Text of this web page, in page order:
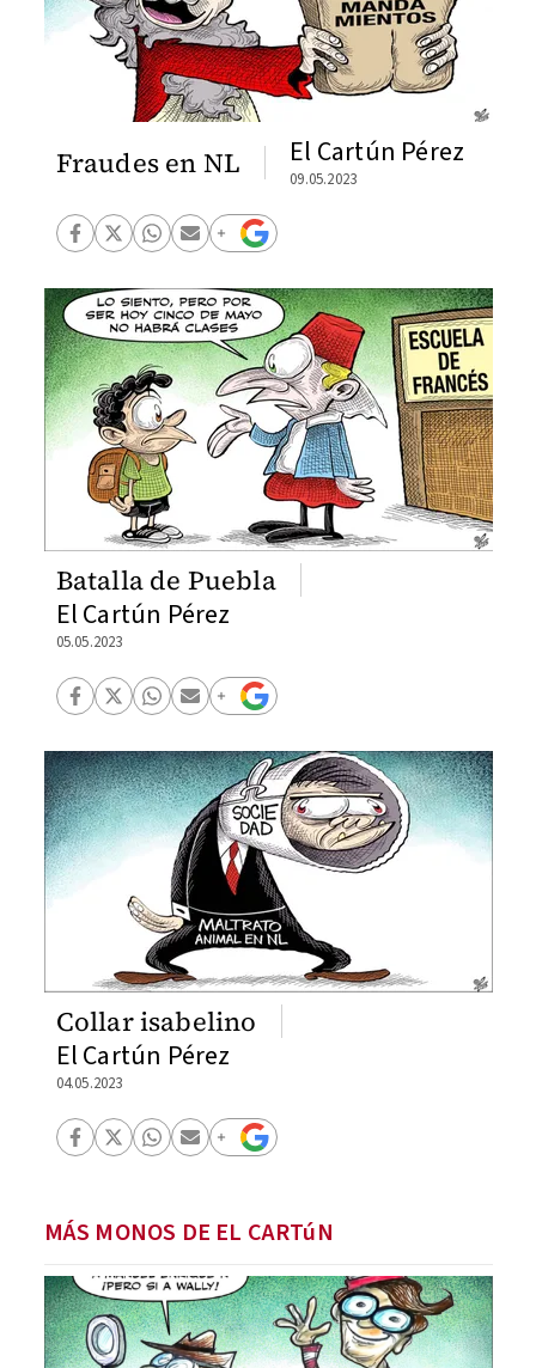
Fraudes en NL El Cartún Pérez
09.05.2023
Batalla de Puebla
El Cartún Pérez
05.05.2023
Collar isabelino
El Cartún Pérez
04.05.2023
MÁS MONOS DE EL CARTúN